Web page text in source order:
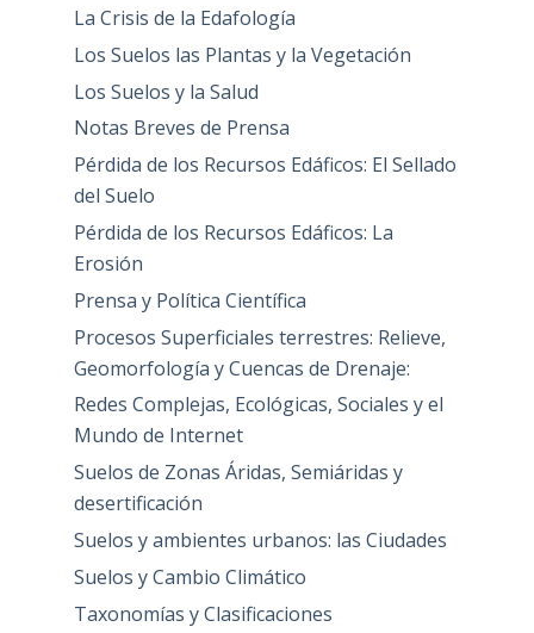
La Crisis de la Edafología
Los Suelos las Plantas y la Vegetación
Los Suelos y la Salud
Notas Breves de Prensa
Pérdida de los Recursos Edáficos: El Sellado
del Suelo
Pérdida de los Recursos Edáficos: La
Erosión
Prensa y Política Científica
Procesos Superficiales terrestres: Relieve,
Geomorfología y Cuencas de Drenaje:
Redes Complejas, Ecológicas, Sociales y el
Mundo de Internet
Suelos de Zonas Áridas, Semiáridas y
desertificación
Suelos y ambientes urbanos: las Ciudades
Suelos y Cambio Climático
Taxonomías y Clasificaciones